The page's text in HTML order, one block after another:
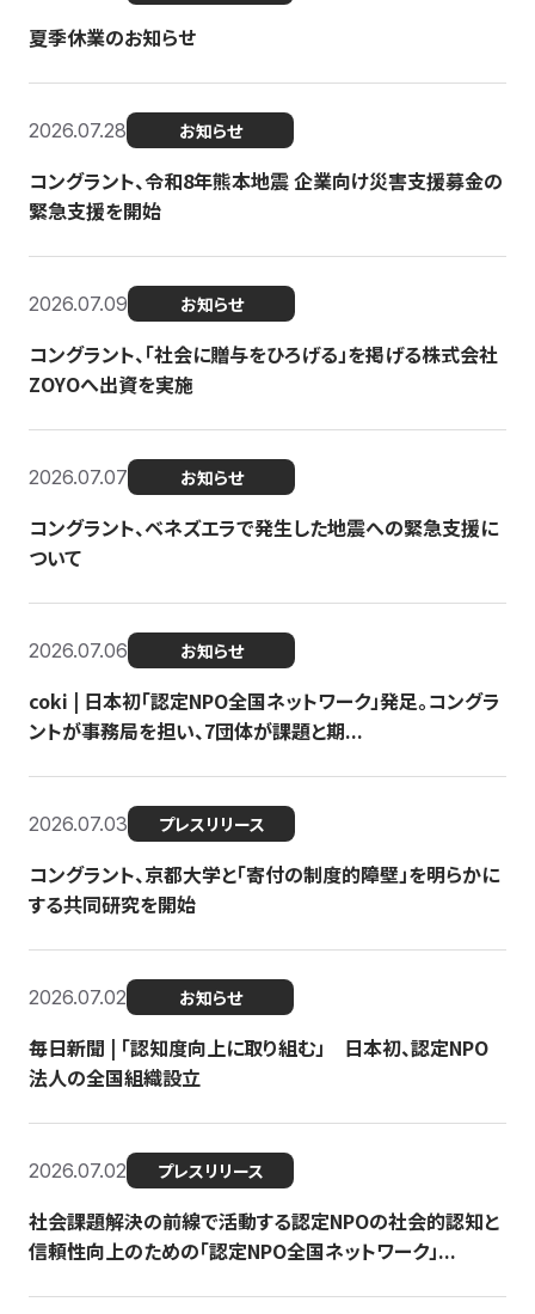
夏季休業のお知らせ
2026.07.28 お知らせ
コングラント、令和8年熊本地震 企業向け災害支援募金の
緊急支援を開始
2026.07.09 お知らせ
コングラント、「社会に贈与をひろげる」を掲げる株式会社
ZOYOへ出資を実施
2026.07.07 お知らせ
コングラント、ベネズエラで発生した地震への緊急支援に
ついて
2026.07.06 お知らせ
coki | 日本初「認定NPO全国ネットワーク」発足。コングラ
ントが事務局を担い、7団体が課題と期...
2026.07.03 プレスリリース
コングラント、京都大学と「寄付の制度的障壁」を明らかに
する共同研究を開始
2026.07.02 お知らせ
毎日新聞 | 「認知度向上に取り組む」 日本初、認定NPO
法人の全国組織設立
2026.07.02 プレスリリース
社会課題解決の前線で活動する認定NPOの社会的認知と
信頼性向上のための「認定NPO全国ネットワーク」...